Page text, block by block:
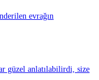
evrağın
güzel anlatılabilirdi, size